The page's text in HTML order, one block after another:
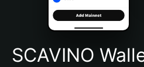
Português (Brasil)
Español (Argentina)
SCAVINO